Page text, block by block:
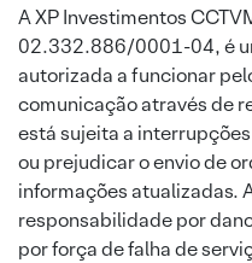
A XP Investimentos
02.332.886/0001-04, é
autorizada a funcionar
comunicação através de
está sujeita a
ou prejudicar o envio de
informações atualizadas.
responsabilidade por
por força de falha de